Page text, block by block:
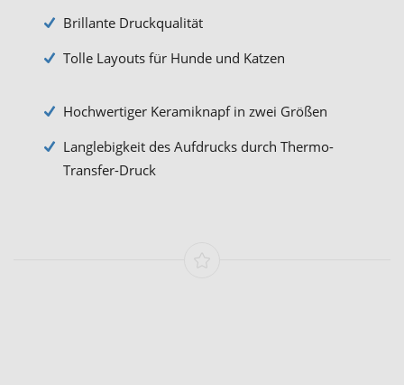
Brillante Druckqualität
Tolle Layouts für Hunde und Katzen
Hochwertiger Keramiknapf in zwei Größen
Langlebigkeit des Aufdrucks durch Thermo-
Transfer-Druck